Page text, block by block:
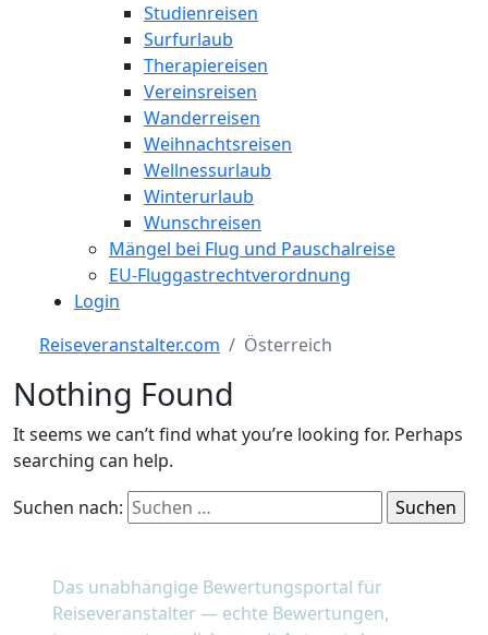
Studienreisen
Surfurlaub
Therapiereisen
Vereinsreisen
Wanderreisen
Weihnachtsreisen
Wellnessurlaub
Winterurlaub
Wunschreisen
Mängel bei Flug und Pauschalreise
EU-Fluggastrechtverordnung
Login
Reiseveranstalter.com
Österreich
Nothing Found
It seems we can’t find what you’re looking for. Perhaps
searching can help.
Suchen nach:
Das unabhängige Bewertungsportal für
Reiseveranstalter — echte Bewertungen,